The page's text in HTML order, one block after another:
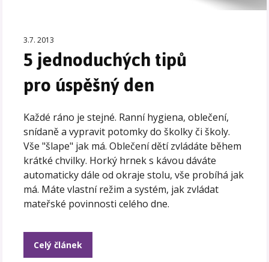
3.7. 2013
5 jednoduchých tipů
pro úspěšný den
Každé ráno je stejné. Ranní hygiena, oblečení,
snídaně a vypravit potomky do školky či školy.
Vše "šlape" jak má. Oblečení dětí zvládáte během
krátké chvilky. Horký hrnek s kávou dáváte
automaticky dále od okraje stolu, vše probíhá jak
má. Máte vlastní režim a systém, jak zvládat
mateřské povinnosti celého dne.
Celý článek